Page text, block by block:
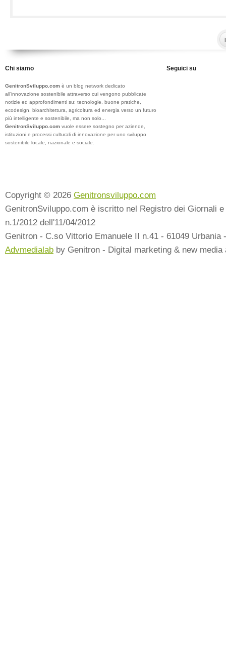
Chi siamo
GenitronSviluppo.com è un blog network dedicato
all’innovazione sostenibile attraverso cui vengono pubblicate
notizie ed approfondimenti su: tecnologie, buone pratiche,
ecodesign, bioarchitettura, agricoltura ed energia verso un futuro
più intelligente e sostenibile, ma non solo...
GenitronSviluppo.com vuole essere sostegno per aziende,
istituzioni e processi culturali di innovazione per uno sviluppo
sostenibile locale, nazionale e sociale.
Seguici su
Copyright © 2026 Genitronsviluppo.com
GenitronSviluppo.com è iscritto nel Registro dei Giornali
n.1/2012 dell'11/04/2012
Genitron - C.so Vittorio Emanuele II n.41 - 61049 Urbania
Advmedialab by Genitron - Digital marketing & new media